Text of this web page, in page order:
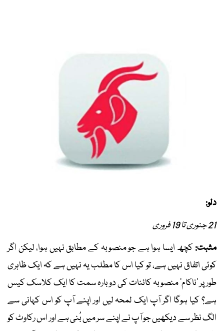
دلو:
21 جنوری تا 19 فروری
مثبت:کچھ ایسا ہوا ہے جو منصوبہ کے مطابق نہیں ہوا، لیکن اگر
کوئی اتفاق نہیں ہے، تو کیا اس کا مطلب یہ نہیں ہے کہ ایک ظاہری
طور پر ’ناکام‘ منصوبہ کائنات کی دوبارہ سمت کا ایک کلاسک کیس
ہے؟ کیا ہوگا اگر آپ ایک لمحہ لیں اور اپنے آپ کو اس کہانی سے
الگ نظر سے دیکھیں جو آپ نے اپنے سر میں بُنی ہے اور اس رکاوٹ کو